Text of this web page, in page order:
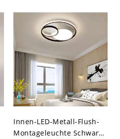
Innen-LED-Metall-Flush-
Montageleuchte Schwarz